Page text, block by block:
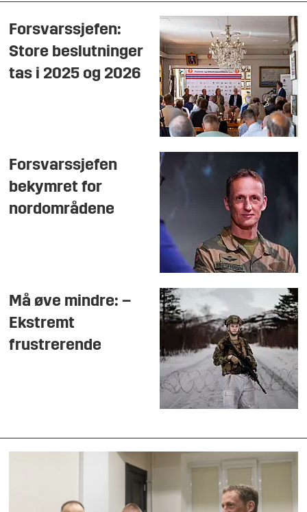
Forsvarssjefen:
Store beslutninger
tas i 2025 og 2026
Forsvarssjefen
bekymret for
nordområdene
Må øve mindre: –
Ekstremt
frustrerende